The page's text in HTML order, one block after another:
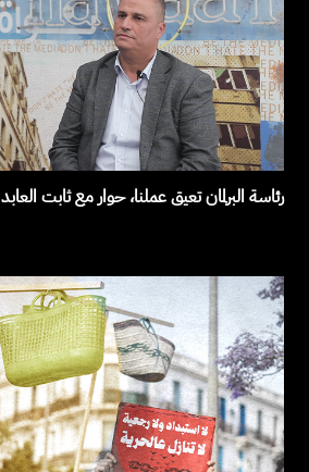
رئاسة البرلمان تعيق عملنا، حوار مع ثابت العابد